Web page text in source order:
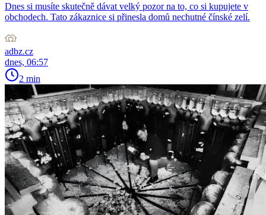
Dnes si musíte skutečně dávat velký pozor na to, co si kupujete v
obchodech. Tato zákaznice si přinesla domů nechutné čínské zelí.
adbz.cz
dnes, 06:57
2 min